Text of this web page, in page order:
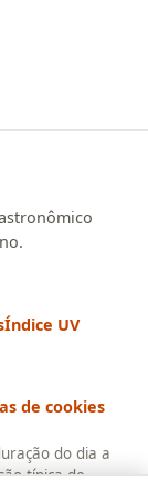
Índice UV
de cookies
do dia a
típica de